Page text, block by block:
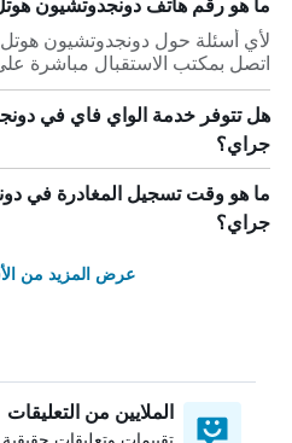
ما هو رقم هاتف دونجدوتشيون
لأي أسئلة حول دونجدوتشيون
اتصل بمكتب الاستقبال مباشرة على +82 (0) 21 600
هل تتوفر خدمة الواي فاي في
جراي؟
ما هو وقت تسجيل المغادرة في
جراي؟
عرض المزيد من
الملايين من التعليقات
تقييمات وتعليقات